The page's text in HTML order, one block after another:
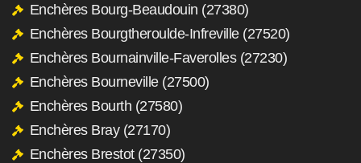
Enchères Bourg-Beaudouin (27380)
Enchères Bourgtheroulde-Infreville (27520)
Enchères Bournainville-Faverolles (27230)
Enchères Bourneville (27500)
Enchères Bourth (27580)
Enchères Bray (27170)
Enchères Brestot (27350)